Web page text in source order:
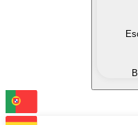
Converta suas
Troque uma